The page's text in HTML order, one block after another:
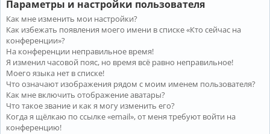
Параметры и настройки пользователя
Как мне изменить мои настройки?
Как избежать появления моего имени в списке «Кто сейчас на
конференции»?
На конференции неправильное время!
Я изменил часовой пояс, но время всё равно неправильное!
Моего языка нет в списке!
Что означают изображения рядом с моим именем пользователя?
Как мне включить отображение аватары?
Что такое звание и как я могу изменить его?
Когда я щёлкаю по ссылке «email», от меня требуют войти на
конференцию!